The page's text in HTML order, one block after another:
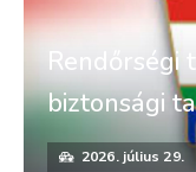
Rendőrségi
biztonsági
2026. július 29.